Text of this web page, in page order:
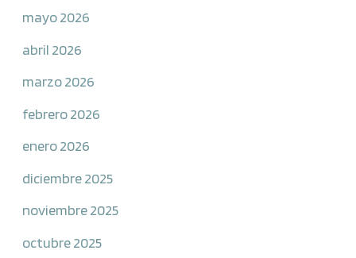
mayo 2026
abril 2026
marzo 2026
febrero 2026
enero 2026
diciembre 2025
noviembre 2025
octubre 2025